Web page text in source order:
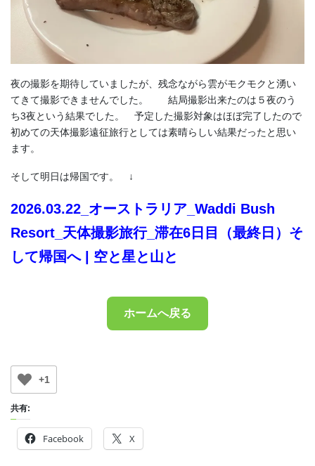
夜の撮影を期待していましたが、残念ながら雲がモクモクと湧い
てきて撮影できませんでした。 結局撮影出来たのは５夜のう
ち3夜という結果でした。 予定した撮影対象はほぼ完了したので
初めての天体撮影遠征旅行としては素晴らしい結果だったと思い
ます。
そして明日は帰国です。 ↓
2026.03.22_オーストラリア_Waddi Bush
Resort_天体撮影旅行_滞在6日目（最終日）そ
して帰国へ | 空と星と山と
ホームへ戻る
+1
共有:
Facebook X